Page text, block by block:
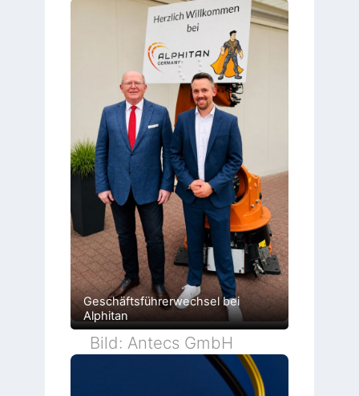
Geschäftsführerwechsel bei
Alphitan
Bild: Antecs GmbH